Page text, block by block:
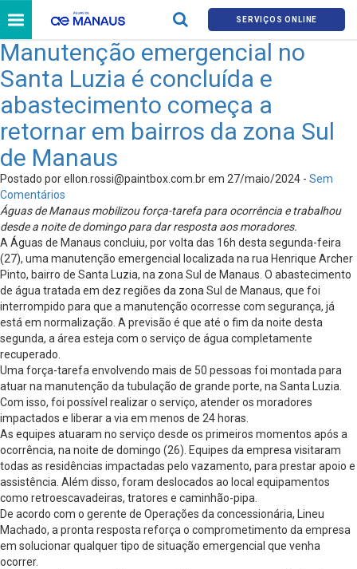
SERVIÇOS ONLINE
Manutenção emergencial no
Santa Luzia é concluída e
abastecimento começa a
retornar em bairros da zona Sul
de Manaus
Postado porellon.rossi@paintbox.com.brem 27/maio/2024 - Sem
Comentários
Águas de Manaus mobilizou força-tarefa para ocorrência e trabalhou
desde a noite de domingo para dar resposta aos moradores.
A Águas de Manaus concluiu, por volta das 16h desta segunda-feira
(27), uma manutenção emergencial localizada na rua Henrique Archer
Pinto, bairro de Santa Luzia, na zona Sul de Manaus. O abastecimento
de água tratada em dez regiões da zona Sul de Manaus, que foi
interrompido para que a manutenção ocorresse com segurança, já
está em normalização. A previsão é que até o fim da noite desta
segunda, a área esteja com o serviço de água completamente
recuperado.
Uma força-tarefa envolvendo mais de 50 pessoas foi montada para
atuar na manutenção da tubulação de grande porte, na Santa Luzia.
Com isso, foi possível realizar o serviço, atender os moradores
impactados e liberar a via em menos de 24 horas.
As equipes atuaram no serviço desde os primeiros momentos após a
ocorrência, na noite de domingo (26). Equipes da empresa visitaram
todas as residências impactadas pelo vazamento, para prestar apoio e
assistência. Além disso, foram deslocados ao local equipamentos
como retroescavadeiras, tratores e caminhão-pipa.
De acordo com o gerente de Operações da concessionária, Lineu
Machado, a pronta resposta reforça o comprometimento da empresa
em solucionar qualquer tipo de situação emergencial que venha
ocorrer.